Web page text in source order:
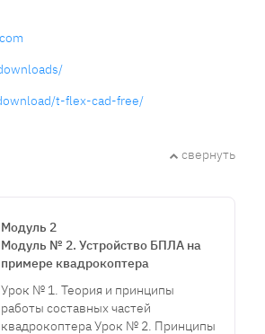
t-flex-cad-free/
свернуть
Модуль 2
Модуль № 2. Устройство БПЛА на
примере квадрокоптера
Урок № 1. Теория и принципы
работы составных частей
квадрокоптера Урок № 2. Принципы